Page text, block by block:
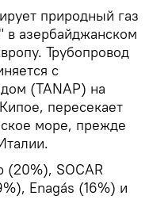
природный газ
азербайджанском
Трубопровод
с
(TANAP) на
пересекает
море, прежде
(20%), SOCAR
Enagás (16%) и